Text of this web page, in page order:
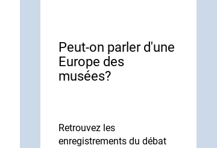
Peut-on parler d'une
Europe des
musées?
Retrouvez les
enregistrements du débat